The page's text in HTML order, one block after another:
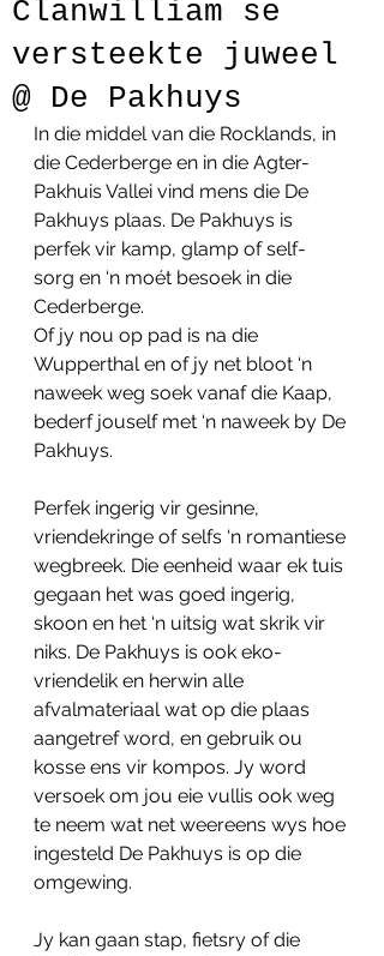
Clanwilliam se
versteekte juweel
@ De Pakhuys
In die middel van die Rocklands, in
die Cederberge en in die Agter-
Pakhuis Vallei vind mens die De
Pakhuys plaas. De Pakhuys is
perfek vir kamp, glamp of self-
sorg en ‘n moét besoek in die
Cederberge.
Of jy nou op pad is na die
Wupperthal en of jy net bloot ‘n
naweek weg soek vanaf die Kaap,
bederf jouself met ‘n naweek by De
Pakhuys.
Perfek ingerig vir gesinne,
vriendekringe of selfs ‘n romantiese
wegbreek. Die eenheid waar ek tuis
gegaan het was goed ingerig,
skoon en het ‘n uitsig wat skrik vir
niks. De Pakhuys is ook eko-
vriendelik en herwin alle
afvalmateriaal wat op die plaas
aangetref word, en gebruik ou
kosse ens vir kompos. Jy word
versoek om jou eie vullis ook weg
te neem wat net weereens wys hoe
ingesteld De Pakhuys is op die
omgewing.
Jy kan gaan stap, fietsry of die